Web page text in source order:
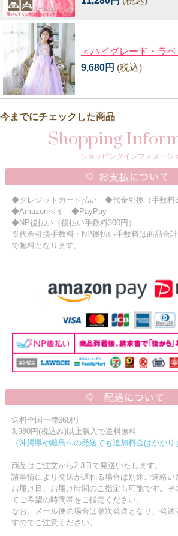
＜ハイグレード・ラ
9,680円 (税込)
今までにチェックした商品
Shopping
ショッピングインフォメーシ
◆クレジットカード払い ◆代金引換（手数料
◆Amazonペイ ◆PayPay
◆NP後払い（後払い手数料300円）
※代金引換手数料・NP後払い手数料は商品合
で無料となります。
送料全国一律660円
3,980円(税込み)以上購入で送料無料
（沖縄県や離島への発送でも追加料金はかかり
商品はご注文から2-3日で発送いたします。
諸事情により発送が遅れる場合は別途ご連絡い
お届け日、お届け時間のご指定も可能です。そ
てご希望の時間帯をご指定ください。
なお、メール便の場合は順次発送となり、発送
すのでご注意ください。